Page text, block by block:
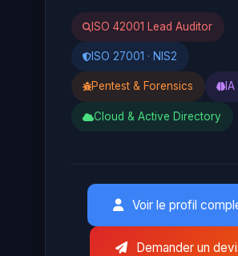
ISO 42001 Lead Auditor
ISO 27001 · NIS2
Pentest & Forensics
Cloud & Active Directory
Voir le profil
Demander un